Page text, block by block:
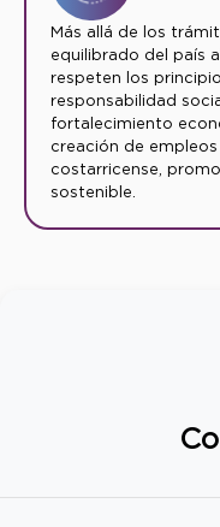
Más allá de los
equilibrado del país
respeten los
responsabilidad
fortalecimiento
creación de
costarricense,
sostenible.